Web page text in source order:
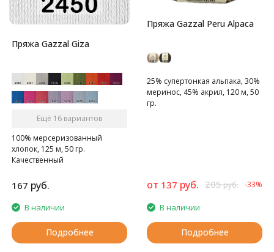
Пряжа Gazzal Giza
Ещё 16 вариантов
100% мерсеризованный
хлопок, 125 м, 50 гр.
Качественный
167 руб.
В наличии
Подробнее
Пряжа Gazzal Peru Alpaca
25% супертонкая альпака, 30%
меринос, 45% акрил, 120 м, 50
гр.
Объемная, очень теплая,
от 137 руб. 205руб. -33%
В наличии
Подробнее